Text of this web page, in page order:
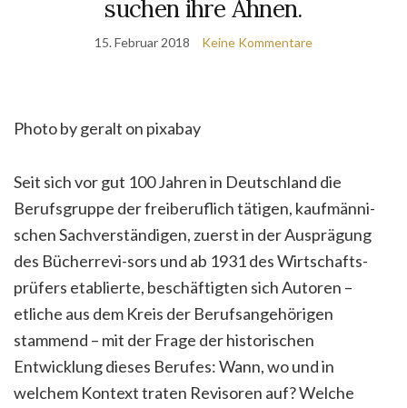
suchen ihre Ahnen.
15. Februar 2018 Keine Kommentare
Photo by geralt on pixabay
Seit sich vor gut 100 Jahren in Deutschland die
Berufsgruppe der freiberuflich tätigen, kaufmänni-
schen Sachverständigen, zuerst in der Ausprägung
des Bücherrevi-sors und ab 1931 des Wirtschafts-
prüfers etablierte, beschäftigten sich Autoren –
etliche aus dem Kreis der Berufsangehörigen
stammend – mit der Frage der historischen
Entwicklung dieses Berufes: Wann, wo und in
welchem Kontext traten Revisoren auf? Welche